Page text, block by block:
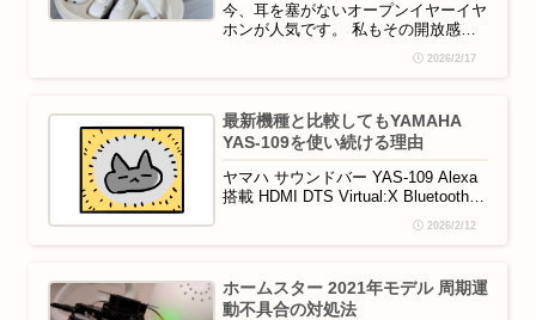
今、耳を塞がないオープンイヤーイヤ
ホンが人気です。 私もその開放感に
惹かれ、Shokz Openfit や Victor HA-
NP1T を愛用していますが、今回あえ
フ型の高級機：Victor HA-NP1Tか...
2026/2/17
最新機種と比較してもYAMAHA
YAS-109を使い続ける理由
ヤマハ サウンドバー YAS-109 Alexa
搭載 HDMI DTS Virtual:X Bluetooth対
ところ、サウンドバーも新しくして心
応モデル。​2万から5万の最新サウン...
2026/2/12
ホームスター 2021年モデル 周期運
動不具合の対処法